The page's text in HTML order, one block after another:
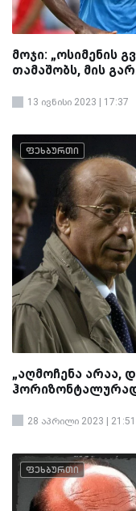
მოჯი: „ოსიმენის
თამაშობს, მის
13 ივნისი 2023 | 17:37
ფეხბურთი
„აღმოჩენა
ჰორიზონტალურად
28 აპრილი 2023 | 21:51
ფეხბურთი